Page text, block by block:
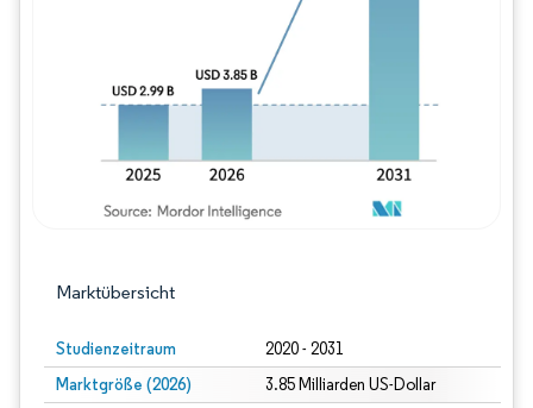
Marktübersicht
Studienzeitraum 2020 - 2031
Marktgröße (2026) 3.85 Milliarden US-Dollar
Bild © Mordor Intelligence.